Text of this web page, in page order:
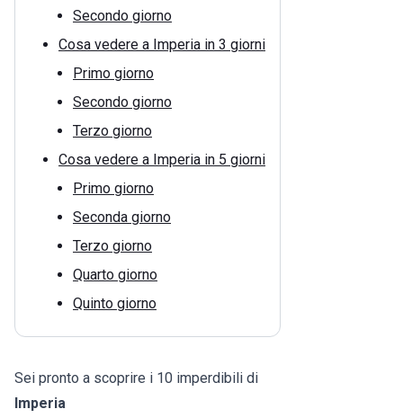
Secondo giorno
Cosa vedere a Imperia in 3 giorni
Primo giorno
Secondo giorno
Terzo giorno
Cosa vedere a Imperia in 5 giorni
Primo giorno
Seconda giorno
Terzo giorno
Quarto giorno
Quinto giorno
Sei pronto a scoprire i 10 imperdibili di
Imperia